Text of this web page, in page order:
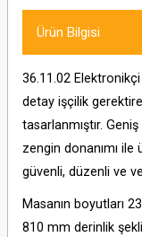
Ürün Bilgisi
36.11.02
detay işçilik
tasarlanmıştır.
zengin donanımı
güvenli, düzenli ve
Masanın boyutları
810 mm derinlik